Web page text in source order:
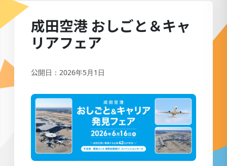
成田空港 おしごと＆キャ
リアフェア
公開日：2026年5月1日